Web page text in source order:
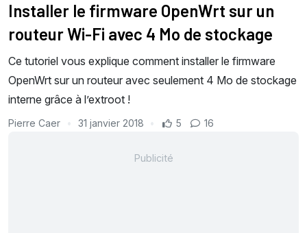
Installer le firmware OpenWrt sur un
routeur Wi-Fi avec 4 Mo de stockage
Ce tutoriel vous explique comment installer le firmware
OpenWrt sur un routeur avec seulement 4 Mo de stockage
interne grâce à l’extroot !
Pierre Caer 31 janvier 2018 5 16